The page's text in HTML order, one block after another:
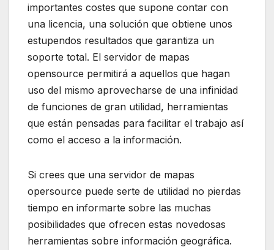
importantes costes que supone contar con
una licencia, una solución que obtiene unos
estupendos resultados que garantiza un
soporte total. El servidor de mapas
opensource permitirá a aquellos que hagan
uso del mismo aprovecharse de una infinidad
de funciones de gran utilidad, herramientas
que están pensadas para facilitar el trabajo así
como el acceso a la información.
Si crees que una servidor de mapas
opersource puede serte de utilidad no pierdas
tiempo en informarte sobre las muchas
posibilidades que ofrecen estas novedosas
herramientas sobre información geográfica.